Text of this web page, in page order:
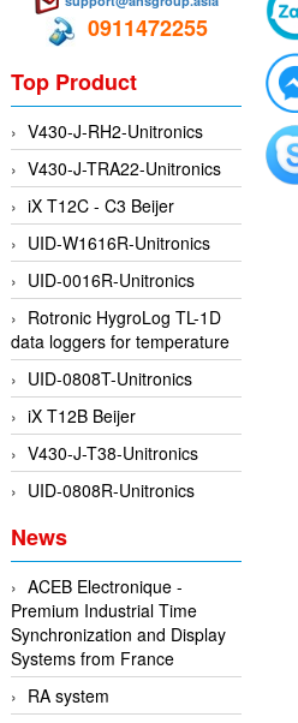
0911472255
Top Product
V430-J-RH2-Unitronics
V430-J-TRA22-Unitronics
iX T12C - C3 Beijer
UID-W1616R-Unitronics
UID-0016R-Unitronics
Rotronic HygroLog TL-1D
data loggers for temperature
UID-0808T-Unitronics
iX T12B Beijer
V430-J-T38-Unitronics
UID-0808R-Unitronics
News
ACEB Electronique -
Premium Industrial Time
Synchronization and Display
Systems from France
RA system